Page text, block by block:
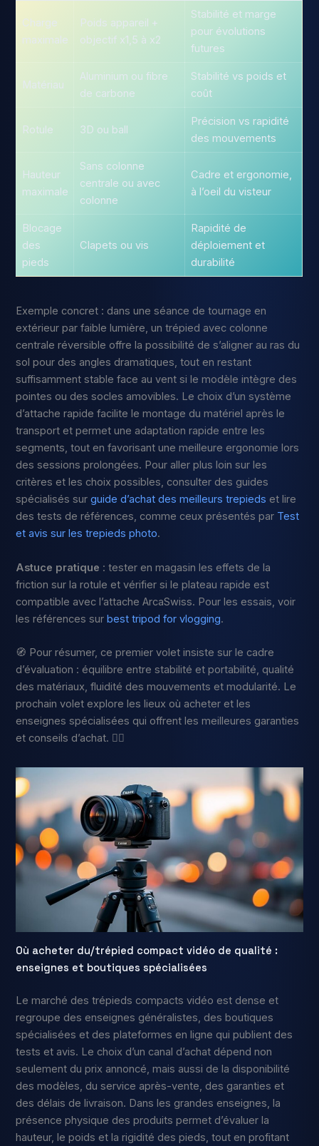
Charge
maximale
Poids appareil +
objectif x1,5 à x2
Stabilité et marge
pour évolutions
futures
Matériau
Aluminium ou fibre
de carbone
Stabilité vs poids et
coût
Rotule 3D ou ball
Précision vs rapidité
des mouvements
Hauteur
maximale
Sans colonne
centrale ou avec
colonne
Cadre et ergonomie,
à l’oeil du visteur
Blocage
des
pieds
Clapets ou vis
Rapidité de
déploiement et
durabilité
Exemple concret : dans une séance de tournage en
extérieur par faible lumière, un trépied avec colonne
centrale réversible offre la possibilité de s’aligner au ras du
sol pour des angles dramatiques, tout en restant
suffisamment stable face au vent si le modèle intègre des
pointes ou des socles amovibles. Le choix d’un système
d’attache rapide facilite le montage du matériel après le
transport et permet une adaptation rapide entre les
segments, tout en favorisant une meilleure ergonomie lors
des sessions prolongées. Pour aller plus loin sur les
critères et les choix possibles, consulter des guides
spécialisés surguide d’achat des meilleurs trepieds et lire
des tests de références, comme ceux présentés par Test
et avis sur les trepieds photo.
Astuce pratique : tester en magasin les effets de la
friction sur la rotule et vérifier si le plateau rapide est
compatible avec l’attache ArcaSwiss. Pour les essais, voir
les références surbest tripod for vlogging.
🧭 Pour résumer, ce premier volet insiste sur le cadre
d’évaluation : équilibre entre stabilité et portabilité, qualité
des matériaux, fluidité des mouvements et modularité. Le
prochain volet explore les lieux où acheter et les
enseignes spécialisées qui offrent les meilleures garanties
et conseils d’achat. 🚶‍♂️
Où acheter du/trépied compact vidéo de qualité :
enseignes et boutiques spécialisées
Le marché des trépieds compacts vidéo est dense et
regroupe des enseignes généralistes, des boutiques
spécialisées et des plateformes en ligne qui publient des
tests et avis. Le choix d’un canal d’achat dépend non
seulement du prix annoncé, mais aussi de la disponibilité
des modèles, du service après-vente, des garanties et
des délais de livraison. Dans les grandes enseignes, la
présence physique des produits permet d’évaluer la
hauteur, le poids et la rigidité des pieds, tout en profitant